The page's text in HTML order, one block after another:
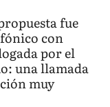
fue
con
por el
una llamada
muy